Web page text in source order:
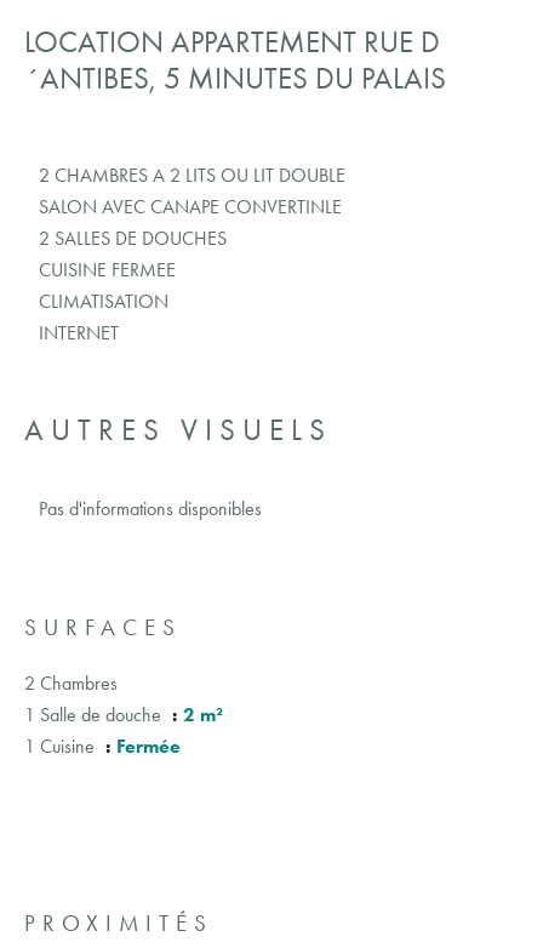
LOCATION APPARTEMENT RUE D
´ANTIBES, 5 MINUTES DU PALAIS
2 CHAMBRES A 2 LITS OU LIT DOUBLE
SALON AVEC CANAPE CONVERTINLE
2 SALLES DE DOUCHES
CUISINE FERMEE
CLIMATISATION
INTERNET
AUTRES VISUELS
Pas d'informations disponibles
SURFACES
2 Chambres
1 Salle de douche
2 m²
1 Cuisine
Fermée
PROXIMITÉS